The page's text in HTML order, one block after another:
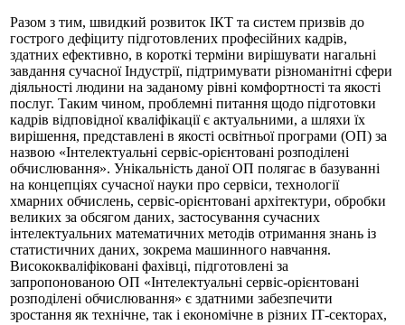
Разом з тим, швидкий розвиток ІКТ та систем призвів до
гострого дефіциту підготовлених професійних кадрів,
здатних ефективно, в короткі терміни вирішувати нагальні
завдання сучасної Індустрії, підтримувати різноманітні сфери
діяльності людини на заданому рівні комфортності та якості
послуг. Таким чином, проблемні питання щодо підготовки
кадрів відповідної кваліфікації є актуальними, а шляхи їх
вирішення, представлені в якості освітньої програми (ОП) за
назвою «Iнтелектуальнi сервiс-орiєнтованi розподiленi
обчислювання». Унікальність даної ОП полягає в базуванні
на концепціях сучасної науки про сервіси, технології
хмарних обчислень, сервіс-орієнтовані архітектури, обробки
великих за обсягом даних, застосування сучасних
інтелектуальних математичних методів отримання знань із
статистичних даних, зокрема машинного навчання.
Висококваліфіковані фахівці, підготовлені за
запропонованою ОП «Iнтелектуальнi сервiс-орiєнтованi
розподiленi обчислювання» є здатними забезпечити
зростання як технічне, так і економічне в різних ІТ-секторах,